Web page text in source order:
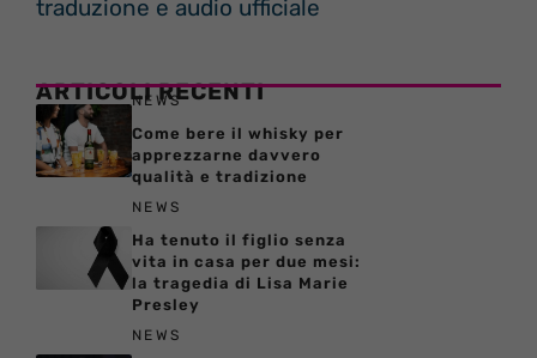
traduzione e audio ufficiale
ARTICOLI RECENTI
NEWS
Come bere il whisky per
apprezzarne davvero
qualità e tradizione
NEWS
Ha tenuto il figlio senza
vita in casa per due mesi:
la tragedia di Lisa Marie
Presley
NEWS